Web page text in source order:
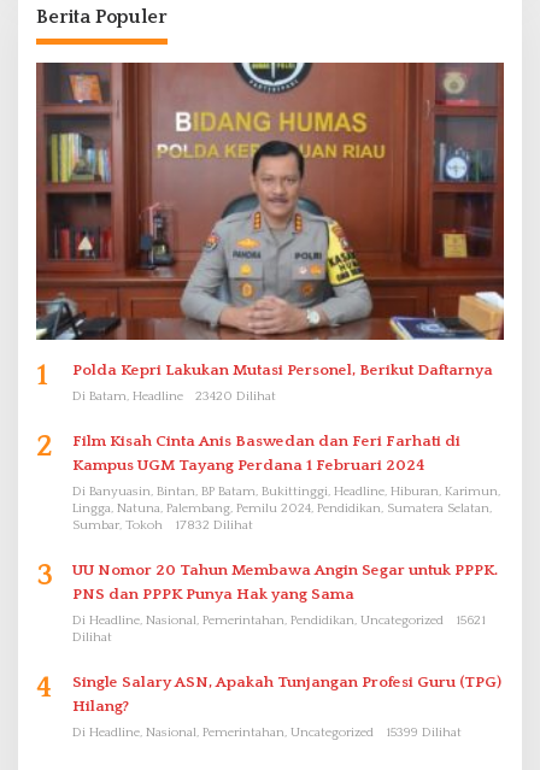
Berita Populer
1 Polda Kepri Lakukan Mutasi Personel, Berikut Daftarnya
Di Batam, Headline 23420 Dilihat
2
Film Kisah Cinta Anis Baswedan dan Feri Farhati di
Kampus UGM Tayang Perdana 1 Februari 2024
Di Banyuasin, Bintan, BP Batam, Bukittinggi, Headline, Hiburan, Karimun,
Lingga, Natuna, Palembang, Pemilu 2024, Pendidikan, Sumatera Selatan,
Sumbar, Tokoh
17832 Dilihat
3
UU Nomor 20 Tahun Membawa Angin Segar untuk PPPK.
PNS dan PPPK Punya Hak yang Sama
Di Headline, Nasional, Pemerintahan, Pendidikan, Uncategorized
15621
Dilihat
4
Single Salary ASN, Apakah Tunjangan Profesi Guru (TPG)
Hilang?
Di Headline, Nasional, Pemerintahan, Uncategorized 15399 Dilihat